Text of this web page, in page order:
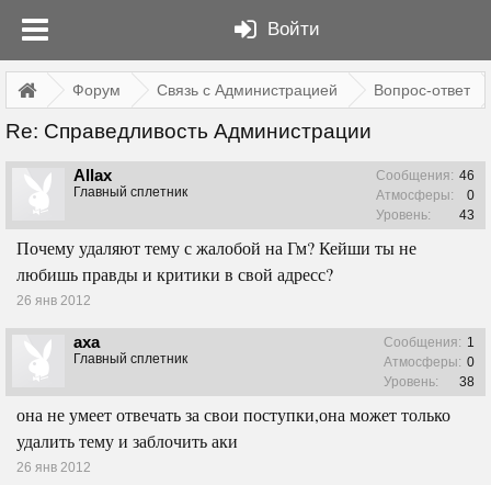
Войти
Форум Связь с Администрацией Вопрос-ответ
Re: Справедливость Администрации
Allax
Главный сплетник
Сообщения: 46
Атмосферы:
0
Уровень:
43
Почему удаляют тему с жалобой на Гм? Кейши ты не
любишь правды и критики в свой адресс?
26 янв 2012
axa
Главный сплетник
Сообщения: 1
Атмосферы: 0
Уровень:
38
она не умеет отвечать за свои поступки,она может только
удалить тему и заблочить аки
26 янв 2012